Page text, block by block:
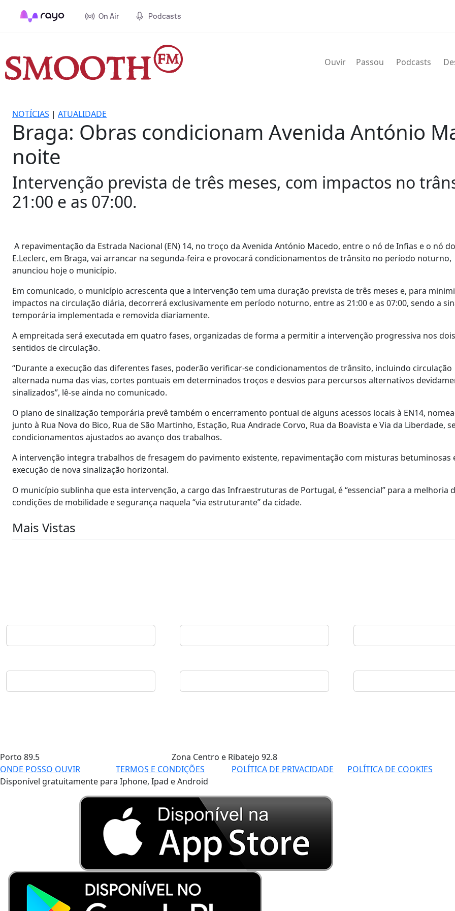
On Air Podcasts
Ouvir Passou Podcasts
NOTÍCIAS | ATUALIDADE
Braga: Obras condicionam Avenida António
noite
Intervenção prevista de três meses, com impactos no
21:00 e as 07:00.
A repavimentação da Estrada Nacional (EN) 14, no troço da Avenida António Macedo, entre o nó de Infias e o nó do
E.Leclerc, em Braga, vai arrancar na segunda-feira e provocará condicionamentos de trânsito no período noturno,
anunciou hoje o município.
Em comunicado, o município acrescenta que a intervenção tem uma duração prevista de três meses e, para
impactos na circulação diária, decorrerá exclusivamente em período noturno, entre as 21:00 e as 07:00, sendo a
temporária implementada e removida diariamente.
A empreitada será executada em quatro fases, organizadas de forma a permitir a intervenção progressiva nos dois
sentidos de circulação.
“Durante a execução das diferentes fases, poderão verificar-se condicionamentos de trânsito, incluindo circulação
alternada numa das vias, cortes pontuais em determinados troços e desvios para percursos alternativos
sinalizados”, lê-se ainda no comunicado.
O plano de sinalização temporária prevê também o encerramento pontual de alguns acessos locais à EN14,
junto à Rua Nova do Bico, Rua de São Martinho, Estação, Rua Andrade Corvo, Rua da Boavista e Via da Liberdade,
condicionamentos ajustados ao avanço dos trabalhos.
A intervenção integra trabalhos de fresagem do pavimento existente, repavimentação com misturas betuminosas
execução de nova sinalização horizontal.
O município sublinha que esta intervenção, a cargo das Infraestruturas de Portugal, é “essencial” para a melhoria
condições de mobilidade e segurança naquela “via estruturante” da cidade.
Mais Vistas
Porto 89.5 Zona Centro e Ribatejo 92.8
ONDE POSSO OUVIR
TERMOS E CONDIÇÕES POLÍTICA DE PRIVACIDADE POLÍTICA DE COOKIES
Disponível gratuitamente para Iphone, Ipad e Android